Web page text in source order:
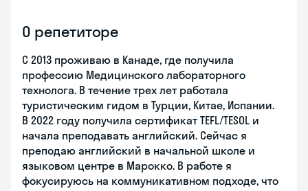
О репетиторе
С 2013 проживаю в Канаде, где получила
профессию Медицинского лабораторного
технолога. В течение трех лет работала
туристическим гидом в Турции, Китае, Испании.
В 2022 году получила сертификат TEFL/TESOL и
начала преподавать английский. Сейчас я
преподаю английский в начальной школе и
языковом центре в Марокко. В работе я
фокусируюсь на коммуникативном подходе, что